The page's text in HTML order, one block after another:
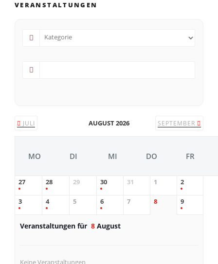
VERANSTALTUNGEN
JULI AUGUST 2026 SEPTEMBER
MO DI MI DO FR
27 28 29 30 31 1 2
3 4 5 6 7 8 9
Veranstaltungen für 8 August
Keine Veranstaltungen